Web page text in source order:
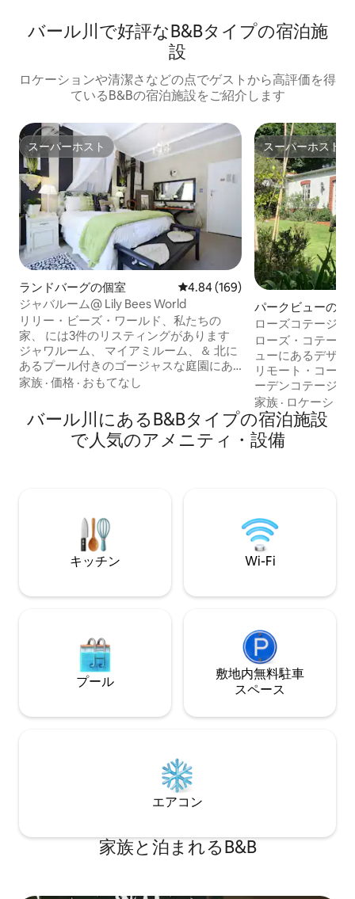
バール川で好評なB&Bタイプの宿泊施
設
ロケーションや清潔さなどの点でゲストから高評価を得
ているB&Bの宿泊施設をご紹介します
スーパーホスト
スーパーホスト
ランドバーグの個室 レビュー169件、5つ星中4.84つ
4.84 (169)
ジャバルーム@ Lily Bees World
リリー・ビーズ・ワールド、私たちの
家、 には3件のリスティングがあります
ジャワルーム、 マイアミルーム、＆ 北に
あるプール付きのゴージャスな庭園にあ
る魅力的な庭園スタジオで、静かです
ネルギーヒーリング＆トランスフォーメ
ーションコーチングはこちらから..... 人生
のバランスが少し崩れたときは、魂に栄
たり300ランドの現金をお支払いいただき
家族 · 価格 · おもてなし
スーパーホスト
スーパーホスト
パークビューの個
ローズコテージ -
ガーデンコテージ
ローズ・コテー
ューにあるデザイ
リモート・コー
ーデンコテージです。 オリジナ
ト作品、白いパー
沢なダウン掛け布
コテージは、時代
モダンな快適さを
キッチンとダイニン
らは専用バスルー
す。
家族 · ロケーショ
バール川にあるB&Bタイプの宿泊施設
で人気のアメニティ・設備
キッチン Wi-Fi
プール
敷地内無料駐⁠車
ス⁠ペ⁠ー⁠ス
エアコン
家族と泊まれるB&B